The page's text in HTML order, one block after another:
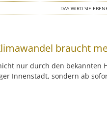
DAS WIRD SIE
braucht
nur durch den bekannten
Innenstadt, sondern ab